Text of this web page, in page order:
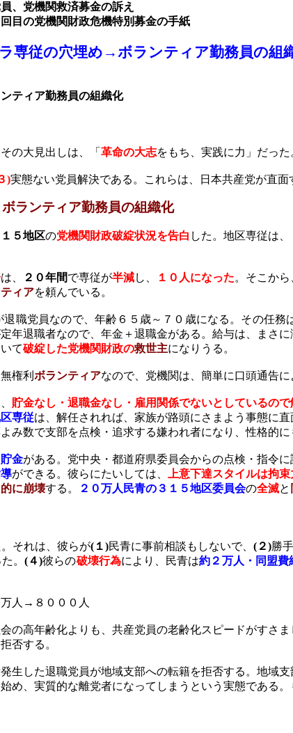
、党機関救済募金の訴え
目の党機関財政危機特別募金の手紙
専従の穴埋め →ボランティア勤務員の組
ティア勤務員の組織化
の大見出しは、「 革命の大志をもち、実践に力」だっ
)実態ない党員解決である。これらは、日本共産党が直面
ボランティア勤務員の組織化
１５地区の党機関財政破綻状況を告白 した。地区専従は
は、 ２０年間で専従が半減し、 １０人になった。そこから
ィアを頼んでいる。
職党員なので、年齢６５歳～７０歳になる。その任
年退職者なので、年金＋退職金がある。給与は、まさに
て破綻した党機関財政の救世主になりうる。
権利 ボランティアなので、党機関は、簡単に口頭通告に
貯金なし・退職金なし・雇用関係でないとしているので
専従は、解任されれば、家族が路頭にさまよう事態に
数で支部を点検・追求する嫌われ者になり、性格的に
金がある。党中央・都道府県委員会からの点検・指令
ができる。彼らにたいしては、 上意下達スタイルは拘束
に崩壊する。 ２０万人民青の３１５地区委員会の全滅と
それは、彼らが(１)民青に事前相談もしないで、( ２)勝
。(４)彼らの破壊行為により、民青は約２万人・同盟費
万人→８０００人
高年齢化よりも、共産党員の老齢化スピードがすさ
否する。
生した退職党員が地域支部への転籍を拒否する。地域
め、実質的な離党者になってしまうという実態である